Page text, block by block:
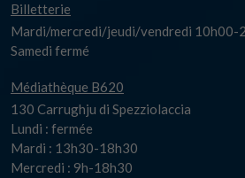
Billetterie
Mardi/mercredi/jeudi/vendredi 10h00-
Samedi fermé
Médiathèque B620
130 Carrughju di Spezziolaccia
Lundi : fermée
Mardi : 13h30-18h30
Mercredi : 9h-18h30